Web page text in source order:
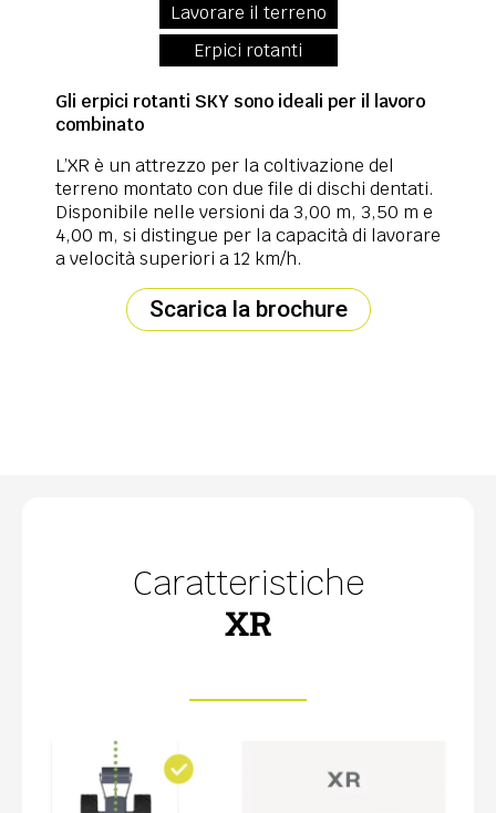
Lavorare il terreno
Erpici rotanti
Gli erpici rotanti SKY sono ideali per il lavoro
combinato
L’XR è un attrezzo per la coltivazione del
terreno montato con due file di dischi dentati.
Disponibile nelle versioni da 3,00 m, 3,50 m e
4,00 m, si distingue per la capacità di lavorare
a velocità superiori a 12 km/h.
Scarica la brochure
Caratteristiche
XR